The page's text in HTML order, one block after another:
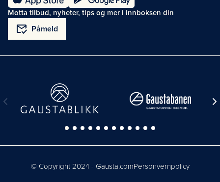
Motta tilbud, nyheter, tips og mer i innboksen din
mark_email_read Påmeld
© Copyright 2024 - Gausta.comPersonvernpolicy